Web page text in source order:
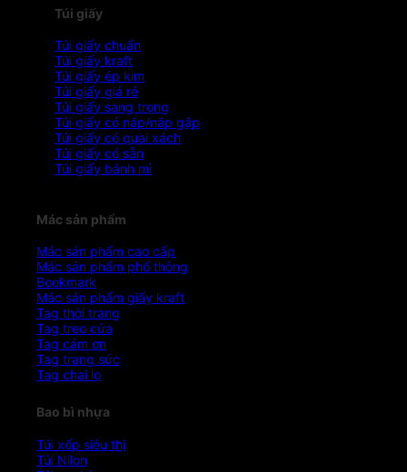
Túi giấy
Túi giấy chuẩn
Túi giấy kraft
Túi giấy ép kim
Túi giấy giá rẻ
Túi giấy sang trọng
Túi giấy có nắp/nắp gập
Túi giấy có quai xách
Túi giấy có sẵn
Túi giấy bánh mì
Mác sản phẩm
Mác sản phẩm cao cấp
Mác sản phẩm phổ thông
Bookmark
Mác sản phẩm giấy kraft
Tag thời trang
Tag treo cửa
Tag cảm ơn
Tag trang sức
Tag chai lọ
Bao bì nhựa
Túi xốp siêu thị
Túi Nilon